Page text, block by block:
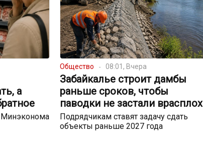
а
Минэконома
Общество 08:01, Вчера
Забайкалье строит дамбы
раньше сроков, чтобы
паводки не застали врасплох
Подрядчикам ставят задачу сдать
объекты раньше 2027 года